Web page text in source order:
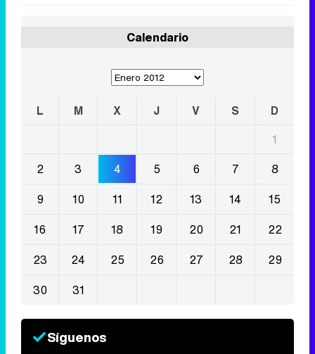
Calendario
L M X J V S
D
1
2
3 4 5 6 7
8
9
10 11 12 13 14
15
16
17 18 19 20 21
22
23
24 25 26 27 28
29
30
31
Síguenos